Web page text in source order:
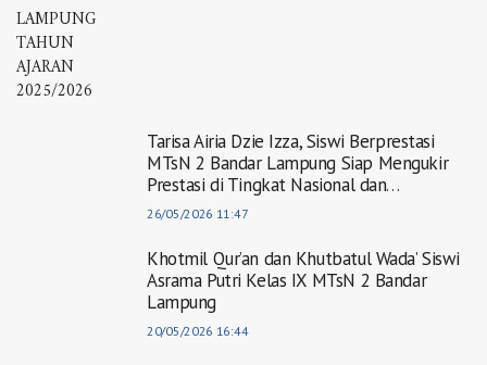
Tarisa Airia Dzie Izza, Siswi Berprestasi
MTsN 2 Bandar Lampung Siap Mengukir
Prestasi di Tingkat Nasional dan
Internasional
26/05/2026 11:47
Khotmil Qur’an dan Khutbatul Wada’ Siswi
Asrama Putri Kelas IX MTsN 2 Bandar
Lampung
20/05/2026 16:44